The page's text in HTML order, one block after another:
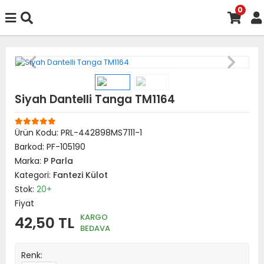
0
Siyah Dantelli Tanga TM1164
Ürün Kodu: PRL-442898MS7111-1
Barkod: PF-105190
Marka: P Parla
Kategori: Fantezi Külot
Stok: 20+
Fiyat
42,50 TL KARGO
BEDAVA
Renk: